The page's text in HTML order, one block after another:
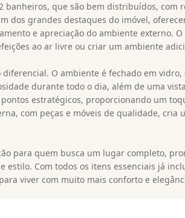
banheiros, que são bem distribuídos, com
dos grandes destaques do imóvel,
e apreciação do ambiente externo.
ao ar livre ou criar um ambiente
O ambiente é fechado em
durante todo o dia, além de uma
estratégicos, proporcionando um
com peças e móveis de qualidade, cria
para quem busca um lugar completo,
Com todos os itens essenciais já
viver com muito mais conforto e